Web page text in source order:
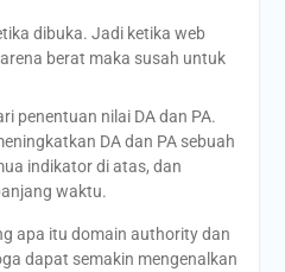
dibuka. Jadi ketika web
berat maka susah untuk
penentuan nilai DA dan PA.
DA dan PA sebuah
indikator di atas, dan
waktu.
apa itu domain authority dan
dapat semakin mengenalkan